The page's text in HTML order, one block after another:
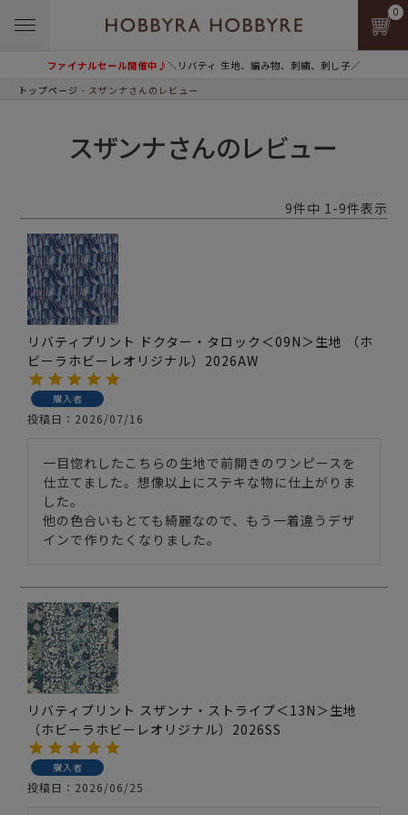
ファイナルセール開催中♪＼リバティ 生地、編み物、刺繍、刺し子／
0
トップページ スザンナさんのレビュー
スザンナさんのレビュー
9件中 1-9件表示
リバティプリント ドクター・タロック＜09N＞生地 （ホ
ビーラホビーレオリジナル）2026AW
購入者
投稿日 2026/07/16
一目惚れしたこちらの生地で前開きのワンピースを
仕立てました。想像以上にステキな物に仕上がりま
した。
他の色合いもとても綺麗なので、もう一着違うデザ
リバティプリント スザンナ・ストライプ＜13N＞生地
（ホビーラホビーレオリジナル）2026SS
購入者
投稿日 2026/06/25